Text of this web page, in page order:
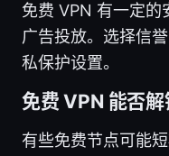
免费 VPN 有一定的
广告投放。选择信
私保护设置。
免费 VPN 能否解
有些免费节点可能